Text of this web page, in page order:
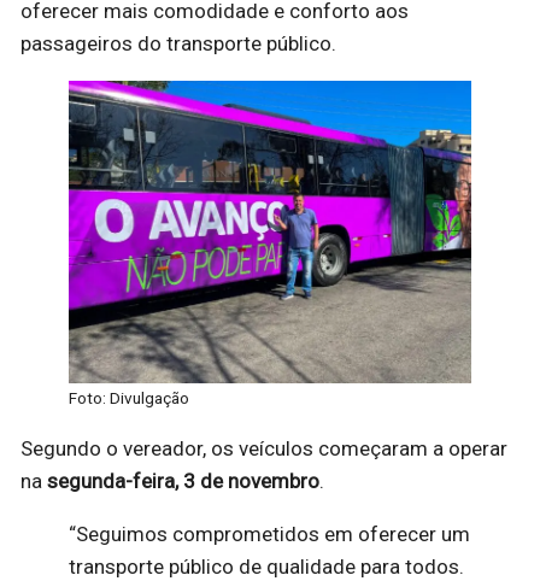
oferecer mais comodidade e conforto aos
passageiros do transporte público.
Foto: Divulgação
Segundo o vereador, os veículos começaram a operar
na segunda-feira, 3 de novembro.
“Seguimos comprometidos em oferecer um
transporte público de qualidade para todos.